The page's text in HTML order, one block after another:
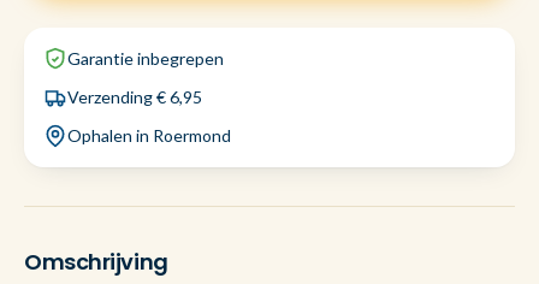
Garantie inbegrepen
Verzending € 6,95
Ophalen in Roermond
Omschrijving